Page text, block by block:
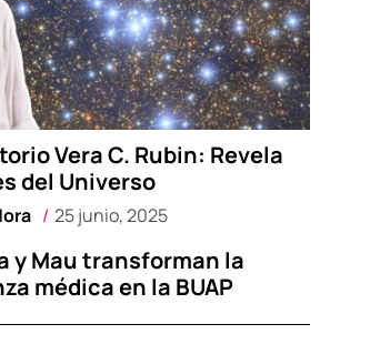
Vera C. Rubin: Revela
del Universo
25 junio, 2025
y Mau transforman la
médica en la BUAP